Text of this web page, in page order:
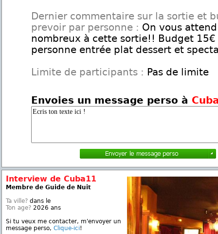
Dernier commentaire sur la sortie et
prevoir par personne : On vous attend
nombreux à cette sortie!! Budget 15€
personne entrée plat dessert et
Limite de participants : Pas de limite
Envoies un message perso à
Interview de Cuba11
Membre de Guide de Nuit
Ta ville? dans le
Ton age? 2026 ans
Si tu veux me contacter, m'envoyer un
message perso, Clique-ici!